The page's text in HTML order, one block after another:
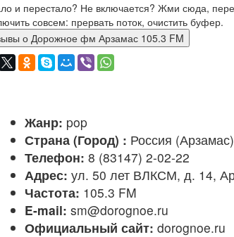
и перестало? Не включается? Жми сюда,
совсем: прервать поток, очистить буфер.
Отзывы о Дорожное фм Арзамас 105.3 FM
Жанр: pop
Страна (Город) : Россия (Арзамас)
Телефон: 8 (83147) 2-02-22
Адрес: ул. 50 лет ВЛКСМ, д. 14,
Частота: 105.3 FM
E-mail: sm@dorognoe.ru
Официальный сайт: dorognoe.ru